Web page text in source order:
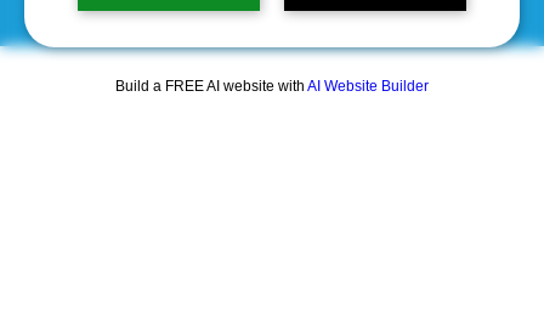
Build a FREE AI website with AI Website Builder